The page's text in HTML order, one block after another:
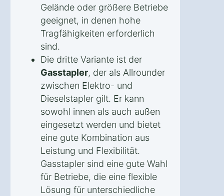
Gelände oder größere Betriebe
geeignet, in denen hohe
Tragfähigkeiten erforderlich
sind.
Die dritte Variante ist der
Gasstapler, der als Allrounder
zwischen Elektro- und
Dieselstapler gilt. Er kann
sowohl innen als auch außen
eingesetzt werden und bietet
eine gute Kombination aus
Leistung und Flexibilität.
Gasstapler sind eine gute Wahl
für Betriebe, die eine flexible
Lösung für unterschiedliche